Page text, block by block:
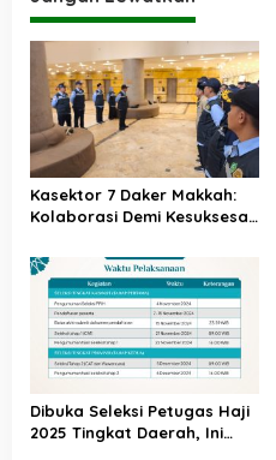
Kasektor 7 Daker Makkah:
Kolaborasi Demi Kesuksesan
Dibuka Seleksi Petugas Haji
2025 Tingkat Daerah, Ini